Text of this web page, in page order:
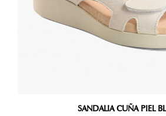
SANDALIA CUÑA PIEL